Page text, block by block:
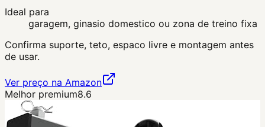
Ideal para
garagem, ginasio domestico ou zona de treino fixa
Confirma suporte, teto, espaco livre e montagem antes
de usar.
Ver preço na Amazon
Melhor premium8.6